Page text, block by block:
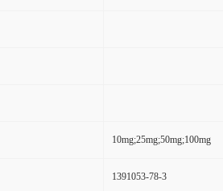
10mg;25mg;50mg;100mg
1391053-78-3